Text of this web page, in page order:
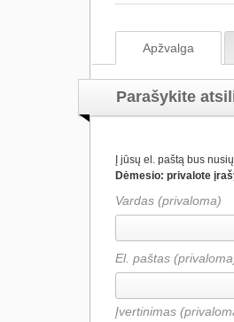
Apžvalga
Parašykite
Į jūsų el. paštą bus
Dėmesio: privalote
Vardas (privaloma)
El. paštas
Įvertinimas